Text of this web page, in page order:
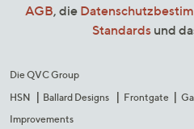
AGB, die
Standards und
Die QVC Group
HSN
Ballard Designs Frontgate
Improvements